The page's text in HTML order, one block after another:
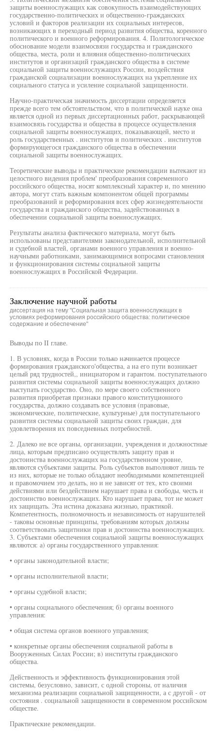
защиты военнослужащих как совокупность взаимодействующих
государственно-политических и общественно-гражданских
условий и факторов реализации их социальных интересов,
возникающих в переходный период развития общества, коренного
политического и военного реформирования. 4. Политологическое
обоснование модели взаимосвязи государства и гражданского
общества, места, роли и влияния общественно-политических
институтов и организаций гражданского общества в системе
социальной защиты военнослужащих России, воздействия
гражданской социализации военнослужащих на укрепление их
социального статуса и усиление социальной защищенности.
Научно-практическая значимость диссертации определяется
прежде всего тем обстоятельством, что в политической науке она
является одной из первых диссертационных работ, раскрывающей
взаимосвязь государства и общества в процессе осуществления
социальной защиты военнослужащих, показывающей, место и
роль государственных . институтов и политических . институтов
формирующегося гражданского общества в обеспечении
социальной защиты военнослужащих.
Теоретические выводы и практические рекомендации вытекают из
целостного видения проблем' преобразования современного
российского общества, носят комплексный характер и, по мнению
автора, могут стать важным компонентом общей программы
преобразований и реформирования всех сфер жизнедеятельности
государства и гражданского общества, задействованных в
обеспечении социальной защиты военнослужащих.
Результаты анализа фактического материала, могут быть
использованы представителями законодательной, исполнительной
и судебной властей, органами военного управления и военно-
научными работниками, занимающимися вопросами становления
и функционирования системы социальной защиты
военнослужащих в Российской Федерации.
Заключение научной работы
диссертация на тему "Социальная защита военнослужащих в
условиях реформирования российского общества: политическое
содержание и обеспечение"
Выводы по II главе.
1. В условиях, когда в России только начинается процессе
формирования гражданского'общества, а на его пути возникает
целый ряд трудностей,, инициатором и гарантом. поступательного
развития системы социальной защиты военнослужащих должно
выступать государство. Оно, по мере своего собственного
развития приобретая признаки правого конституционного
государства, должно создавать все условия (правовые,
экономические, политические, культурные) для поступательного
развития системы социальной защиты своих граждан, для
удовлетворения их повседневных потребностей.
2. Далеко не все органы, организации, учреждения и должностные
лица, которым предписано осуществлять защиту прав и
достоинства военнослужащих на государственном уровне,
являются субъектами защиты. Роль субъектов выполняют лишь те
из них, которые не только обладают необходимыми компетенцией
и правомочием это делать, но и не зависят от тех, кто своими
действиями или бездействием нарушает права и свободы, честь и
достоинство военнослужащих. Кто нарушает права, тот не может
их защищать. Эта истина доказана жизнью, практикой.
Компетентность, полномочность и независимость от нарушителей
- таковы основные принципы, требованиям которых должны
соответствовать защитники прав и достоинства военнослужащих.
3. Субъектами обеспечения социальной защиты военнослужащих
являются: а) органы государственного управления:
• органы законодательной власти;
• органы исполнительной власти;
• органы судебной власти;
• органы социального обеспечения; б) органы военного
управления:
• общая система органов военного управления;
• конкретные органы обеспечения социальной работы в
Вооруженных Силах России; в) институты гражданского
общества.
Действенность и эффективность функционирования этой
системы, безусловно, зависит, с одной стороны, от наличия
механизма реализации социальной защищенности, а с другой - от
состояния . социальной защищенности в современном российском
обществе.
Практические рекомендации.